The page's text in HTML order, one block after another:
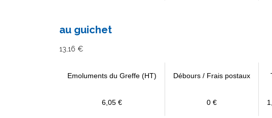
au guichet
13,16 €
Emoluments du Greffe (HT) Débours / Frais postaux
6,05 € 0 €